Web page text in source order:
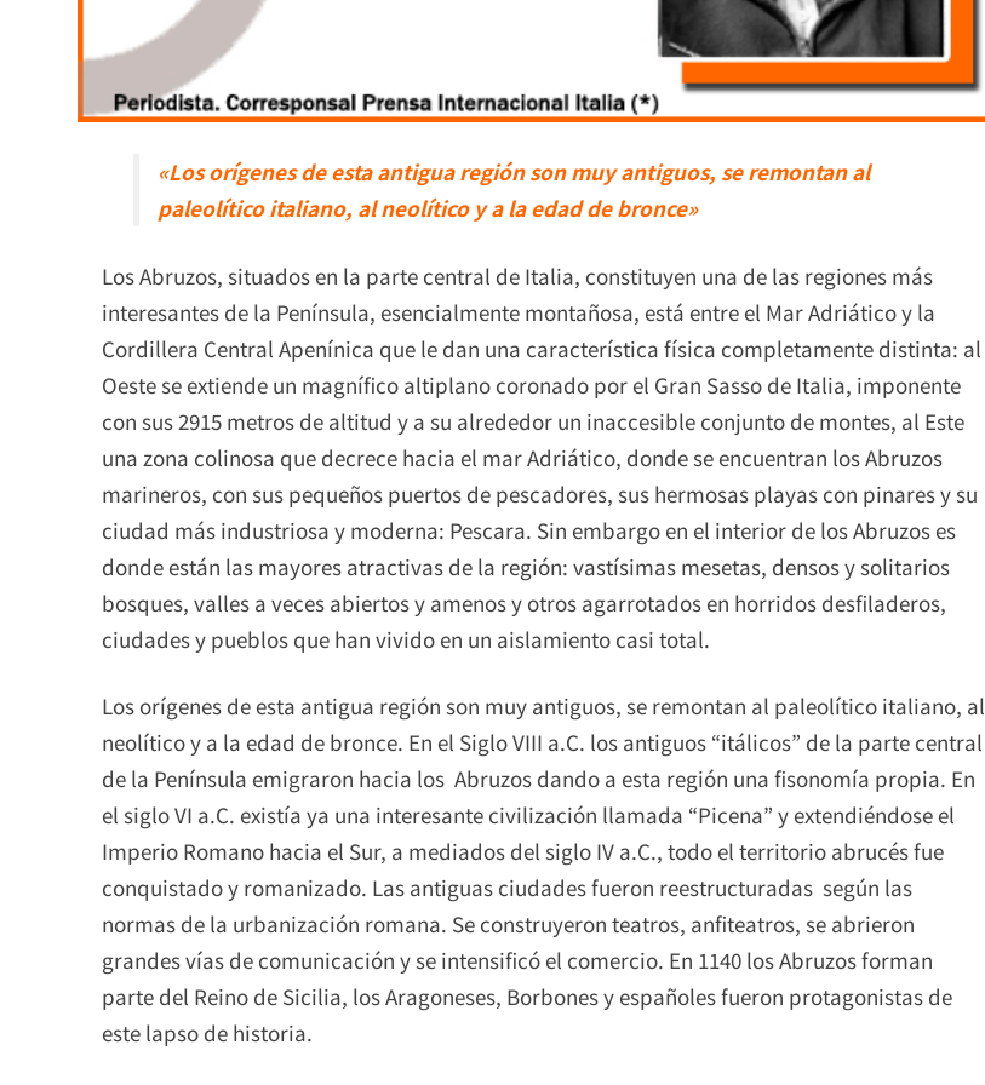
«Los orígenes de esta antigua región son muy antiguos, se remontan al
paleolítico italiano, al neolítico y a la edad de bronce»
Los Abruzos, situados en la parte central de Italia, constituyen una de las regiones más
interesantes de la Península, esencialmente montañosa, está entre el Mar Adriático y la
Cordillera Central Apenínica que le dan una característica física completamente distinta: al
Oeste se extiende un magnífico altiplano coronado por el Gran Sasso de Italia, imponente
con sus 2915 metros de altitud y a su alrededor un inaccesible conjunto de montes, al Este
una zona colinosa que decrece hacia el mar Adriático, donde se encuentran los Abruzos
marineros, con sus pequeños puertos de pescadores, sus hermosas playas con pinares y su
ciudad más industriosa y moderna: Pescara. Sin embargo en el interior de los Abruzos es
donde están las mayores atractivas de la región: vastísimas mesetas, densos y solitarios
bosques, valles a veces abiertos y amenos y otros agarrotados en horridos desfiladeros,
ciudades y pueblos que han vivido en un aislamiento casi total.
Los orígenes de esta antigua región son muy antiguos, se remontan al paleolítico italiano, al
neolítico y a la edad de bronce. En el Siglo VIII a.C. los antiguos “itálicos” de la parte central
de la Península emigraron hacia los Abruzos dando a esta región una fisonomía propia. En
el siglo VI a.C. existía ya una interesante civilización llamada “Picena” y extendiéndose el
Imperio Romano hacia el Sur, a mediados del siglo IV a.C., todo el territorio abrucés fue
conquistado y romanizado. Las antiguas ciudades fueron reestructuradas según las
normas de la urbanización romana. Se construyeron teatros, anfiteatros, se abrieron
grandes vías de comunicación y se intensificó el comercio. En 1140 los Abruzos forman
parte del Reino de Sicilia, los Aragoneses, Borbones y españoles fueron protagonistas de
este lapso de historia.